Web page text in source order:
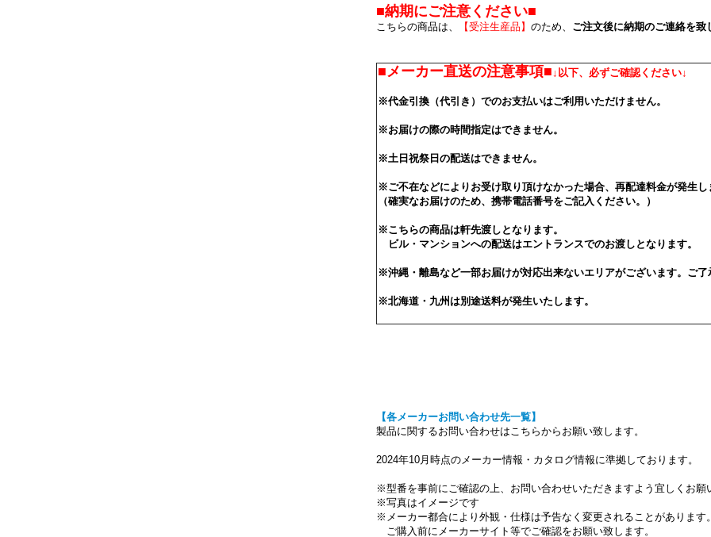
■納期にご注意ください■
こちらの商品は、 【受注生産品】 のため、 ご注文後に納期のご連絡を
■メーカー直送の注意事項■↓以下、必ずご確認ください↓
※代金引換（代引き）でのお支払いはご利用いただけません。
※お届けの際の時間指定はできません。
※土日祝祭日の配送はできません。
※ご不在などによりお受け取り頂けなかった場合、再配達料金が発生し
（確実なお届けのため、携帯電話番号をご記入ください。）
※こちらの商品は軒先渡しとなります。
ビル・マンションへの配送はエントランスでのお渡しとなります。
※沖縄・離島など一部お届けが対応出来ないエリアがございます。ご了
※北海道・九州は別途送料が発生いたします。
【各メーカーお問い合わせ先一覧】
製品に関するお問い合わせはこちらからお願い致します。
2024年10月時点のメーカー情報・カタログ情報に準拠しております。
※型番を事前にご確認の上、お問い合わせいただきますよう宜しくお願
※写真はイメージです
※メーカー都合により外観・仕様は予告なく変更されることがあります
ご購入前にメーカーサイト等でご確認をお願い致します。